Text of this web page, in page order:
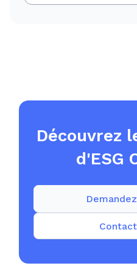
Découvrez
d'ESG